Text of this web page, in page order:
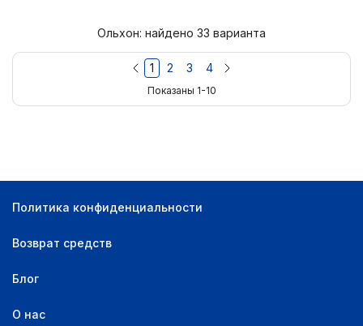
Ольхон: найдено 33 варианта
1 2 3 4
Показаны 1-10
Политика конфиденциальности
Возврат средств
Блог
О нас